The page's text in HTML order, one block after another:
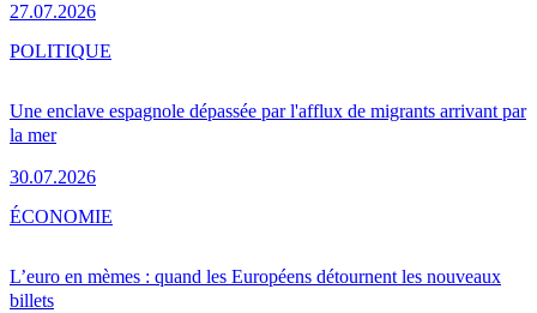
27.07.2026
Une enclave espagnole dépassée par l'afflux de migrants arrivant par
la mer
30.07.2026
POLITIQUE
L’euro en mèmes : quand les Européens détournent les nouveaux
billets
ÉCONOMIE